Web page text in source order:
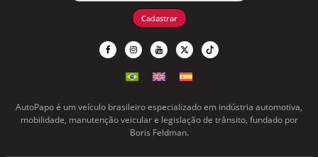
Cadastrar
AutoPapo é um veículo brasileiro especializado em indústria automotiva,
mobilidade, manutenção veicular e legislação de trânsito, fundado por
Boris Feldman.